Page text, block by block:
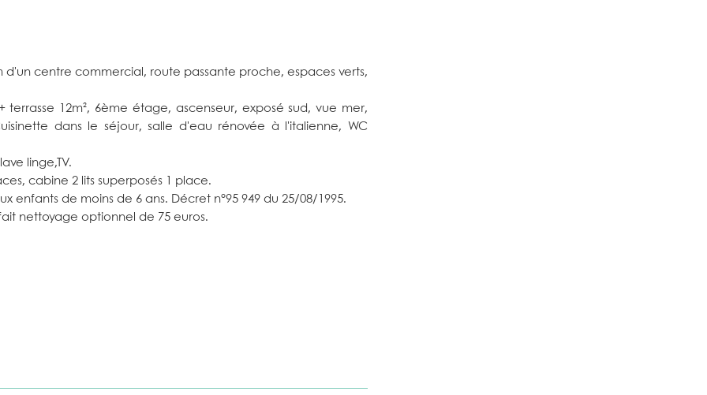
centre commercial, route passante proche, espaces verts,
12m², 6ème étage, ascenseur, exposé sud, vue mer,
dans le séjour, salle d'eau rénovée à l'italienne, WC
linge,TV.
cabine 2 lits superposés 1 place.
enfants de moins de 6 ans. Décret n°95 949 du 25/08/1995.
nettoyage optionnel de 75 euros.